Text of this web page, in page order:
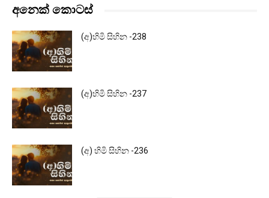
අනෙක් කොටස්
(අ)හිමි සිහින -238
(අ)හිමි සිහින -237
(අ) හිමි සිහින -236